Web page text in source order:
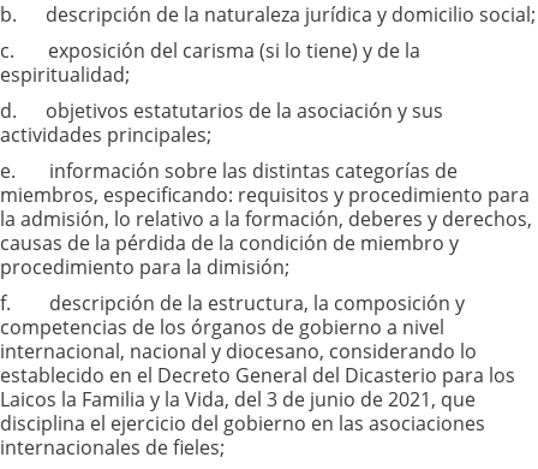
b. descripción de la naturaleza jurídica y domicilio social;
c. exposición del carisma (si lo tiene) y de la
espiritualidad;
d. objetivos estatutarios de la asociación y sus
actividades principales;
e. información sobre las distintas categorías de
miembros, especificando: requisitos y procedimiento para
la admisión, lo relativo a la formación, deberes y derechos,
causas de la pérdida de la condición de miembro y
procedimiento para la dimisión;
f. descripción de la estructura, la composición y
competencias de los órganos de gobierno a nivel
internacional, nacional y diocesano, considerando lo
establecido en el Decreto General del Dicasterio para los
Laicos la Familia y la Vida, del 3 de junio de 2021, que
disciplina el ejercicio del gobierno en las asociaciones
internacionales de fieles;